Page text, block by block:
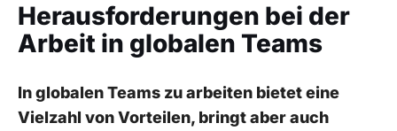
Herausforderungen‌ bei der
Arbeit in globalen Teams
In globalen⁢ Teams zu arbeiten ‌bietet eine⁤
Vielzahl von Vorteilen, bringt aber auch